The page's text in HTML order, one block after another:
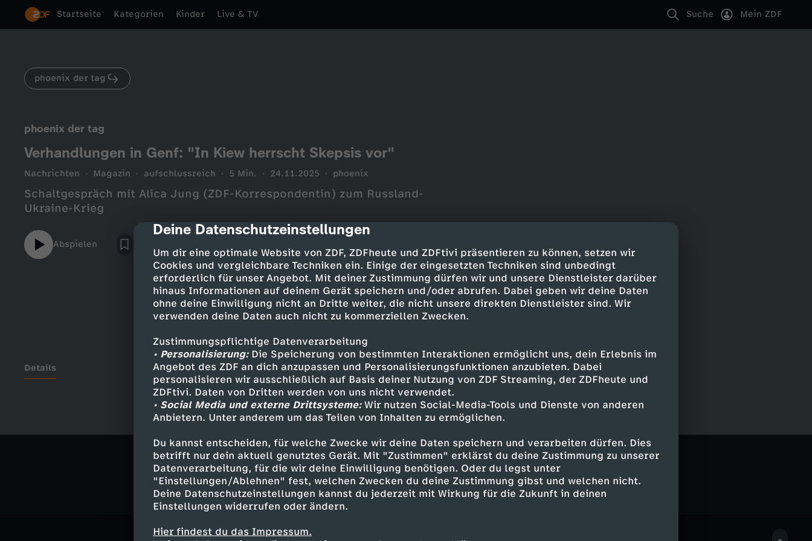
cmp-dialog-description
Deine Datenschutzeinstellungen
Um dir eine optimale Website von ZDF, ZDFheute und ZDFtivi präsentieren zu können, setzen wir
Cookies und vergleichbare Techniken ein. Einige der eingesetzten Techniken sind unbedingt
erforderlich für unser Angebot. Mit deiner Zustimmung dürfen wir und unsere Dienstleister darüber
hinaus Informationen auf deinem Gerät speichern und/oder abrufen. Dabei geben wir deine Daten
ohne deine Einwilligung nicht an Dritte weiter, die nicht unsere direkten Dienstleister sind. Wir
verwenden deine Daten auch nicht zu kommerziellen Zwecken.
Zustimmungspflichtige Datenverarbeitung
• Personalisierung:Die Speicherung von bestimmten Interaktionen ermöglicht uns, dein Erlebnis im
Angebot des ZDF an dich anzupassen und Personalisierungsfunktionen anzubieten. Dabei
personalisieren wir ausschließlich auf Basis deiner Nutzung von ZDF Streaming, der ZDFheute und
ZDFtivi. Daten von Dritten werden von uns nicht verwendet.
• Social Media und externe Drittsysteme:Wir nutzen Social-Media-Tools und Dienste von anderen
Anbietern. Unter anderem um das Teilen von Inhalten zu ermöglichen.
Du kannst entscheiden, für welche Zwecke wir deine Daten speichern und verarbeiten dürfen. Dies
betrifft nur dein aktuell genutztes Gerät. Mit "Zustimmen" erklärst du deine Zustimmung zu unserer
Datenverarbeitung, für die wir deine Einwilligung benötigen. Oder du legst unter
"Einstellungen/Ablehnen" fest, welchen Zwecken du deine Zustimmung gibst und welchen nicht.
Deine Datenschutzeinstellungen kannst du jederzeit mit Wirkung für die Zukunft in deinen
Einstellungen widerrufen oder ändern.
Hier findest du das Impressum.
Startseite Kategorien Kinder Live & TV Suche Mein ZDF
phoenix der tag
phoenix der tag
Verhandlungen in Genf: "In Kiew herrscht Skepsis vor"
Nachrichten Magazin aufschlussreich 5 Min. 24.11.2025 phoenix
Schaltgespräch mit Alica Jung (ZDF-Korrespondentin) zum Russland-
Ukraine-Krieg
Abspielen
Details
Ähnliche Inhalte entdecken
Nachrichten Magazin aufschlussreich phoenix der tag